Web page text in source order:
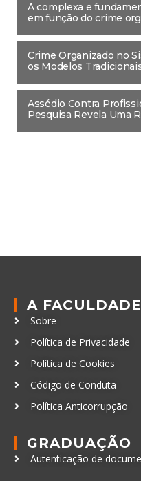
A complexa e
em função do crime
Crime Organizado no
os Modelos
Assédio Contra
Pesquisa Revela Uma
A
Sobre
Política de Privacidade
Política de Cookies
Código de Conduta
Política Anticorrupção
GRADUAÇÃO
Autenticação de